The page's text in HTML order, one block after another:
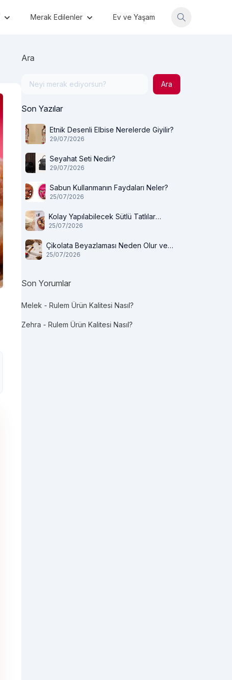
Merak Edilenler Ev ve Yaşam
Ara
Ara
Son Yazılar
Etnik Desenli Elbise Nerelerde Giyilir?
29/07/2026
Seyahat Seti Nedir?
29/07/2026
Sabun Kullanmanın Faydaları Neler?
25/07/2026
Kolay Yapılabilecek Sütlü Tatlılar
Nelerdir?
25/07/2026
Çikolata Beyazlaması Neden Olur ve
Tüketilir mi?
25/07/2026
Son Yorumlar
Melek - Rulem Ürün Kalitesi Nasıl?
Zehra - Rulem Ürün Kalitesi Nasıl?